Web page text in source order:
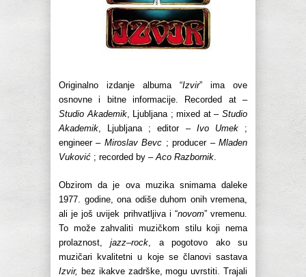
Originalno izdanje albuma “Izvir” ima ove
osnovne i bitne informacije. Recorded at –
Studio Akademik, Ljubljana ; mixed at –Studio
Akademik , Ljubljana ; editor – Ivo Umek;
engineer – Miroslav Bevc ; producer –Mladen
Vuković ; recorded by – Aco Razbornik
Obzirom da je ova muzika snimama daleke
1977. godine, ona odiše duhom onih vremena,
ali je još uvijek prihvatljiva i “novom” vremenu.
To može zahvaliti muzičkom stilu koji nema
prolaznost,jazz–rock , a pogotovo ako su
muzičari kvalitetni u koje se članovi sastava
Izvir, bez ikakve zadrške, mogu uvrstiti. Trajali